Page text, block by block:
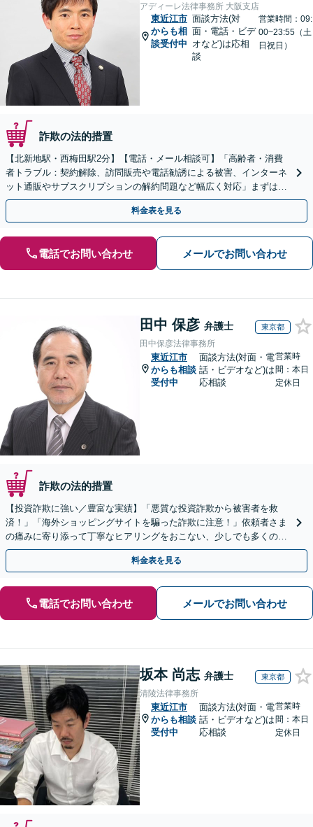
アディーレ法律事務所 大阪支店
東近江市
からも相
談受付中
面談方法(対
面・電話・ビデ
オなど)は応相
談
営業時間：09:
00~23:55（土
日祝日）
詐欺の法的措置
【北新地駅・西梅田駅2分】【電話・メール相談可】「高齢者・消費
者トラブル：契約解除、訪問販売や電話勧誘による被害、インターネ
ット通販やサブスクリプションの解約問題など幅広く対応」まずは一
度ご相談ください【休日・夜間相談可】
料金表を見る
電話でお問い合わせ メールでお問い合わせ
田中 保彦 弁護士 東京都
田中保彦法律事務所
東近江市
からも相談
受付中
面談方法(対面・電
話・ビデオなど)は
応相談
営業時
間：本日
定休日
詐欺の法的措置
【投資詐欺に強い／豊富な実績】「悪質な投資詐欺から被害者を救
済！」「海外ショッピングサイトを騙った詐欺に注意！」依頼者さま
の痛みに寄り添って丁寧なヒアリングをおこない、少しでも多くの返
金が得られるよう尽力します！
料金表を見る
電話でお問い合わせ メールでお問い合わせ
坂本 尚志 弁護士 東京都
清陵法律事務所
東近江市
からも相談
受付中
面談方法(対面・電
話・ビデオなど)は
応相談
営業時
間：本日
定休日